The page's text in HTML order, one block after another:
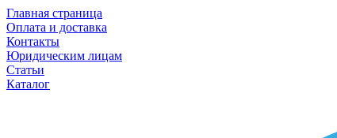
Главная страница
Оплата и доставка
Контакты
Юридическим лицам
Статьи
Каталог